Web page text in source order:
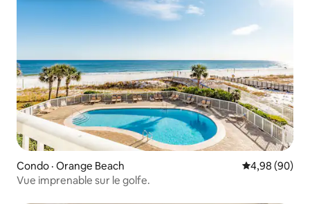
Condo · Orange Beach Note
4,98 (90)
Vue imprenable sur le golfe.